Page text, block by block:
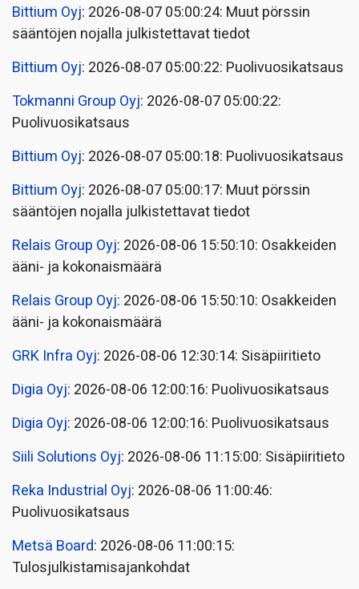
Bittium Oyj: 2026-08-07 05:00:24: Muut pörssin
sääntöjen nojalla julkistettavat tiedot
Bittium Oyj: 2026-08-07 05:00:22: Puolivuosikatsaus
Tokmanni Group Oyj: 2026-08-07 05:00:22:
Puolivuosikatsaus
Bittium Oyj: 2026-08-07 05:00:18: Puolivuosikatsaus
Bittium Oyj: 2026-08-07 05:00:17: Muut pörssin
sääntöjen nojalla julkistettavat tiedot
Relais Group Oyj: 2026-08-06 15:50:10: Osakkeiden
ääni- ja kokonaismäärä
Relais Group Oyj: 2026-08-06 15:50:10: Osakkeiden
ääni- ja kokonaismäärä
GRK Infra Oyj: 2026-08-06 12:30:14: Sisäpiiritieto
Digia Oyj: 2026-08-06 12:00:16: Puolivuosikatsaus
Digia Oyj: 2026-08-06 12:00:16: Puolivuosikatsaus
Siili Solutions Oyj: 2026-08-06 11:15:00: Sisäpiiritieto
Reka Industrial Oyj: 2026-08-06 11:00:46:
Puolivuosikatsaus
Metsä Board: 2026-08-06 11:00:15:
Tulosjulkistamisajankohdat